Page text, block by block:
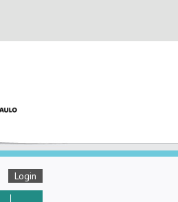
Login